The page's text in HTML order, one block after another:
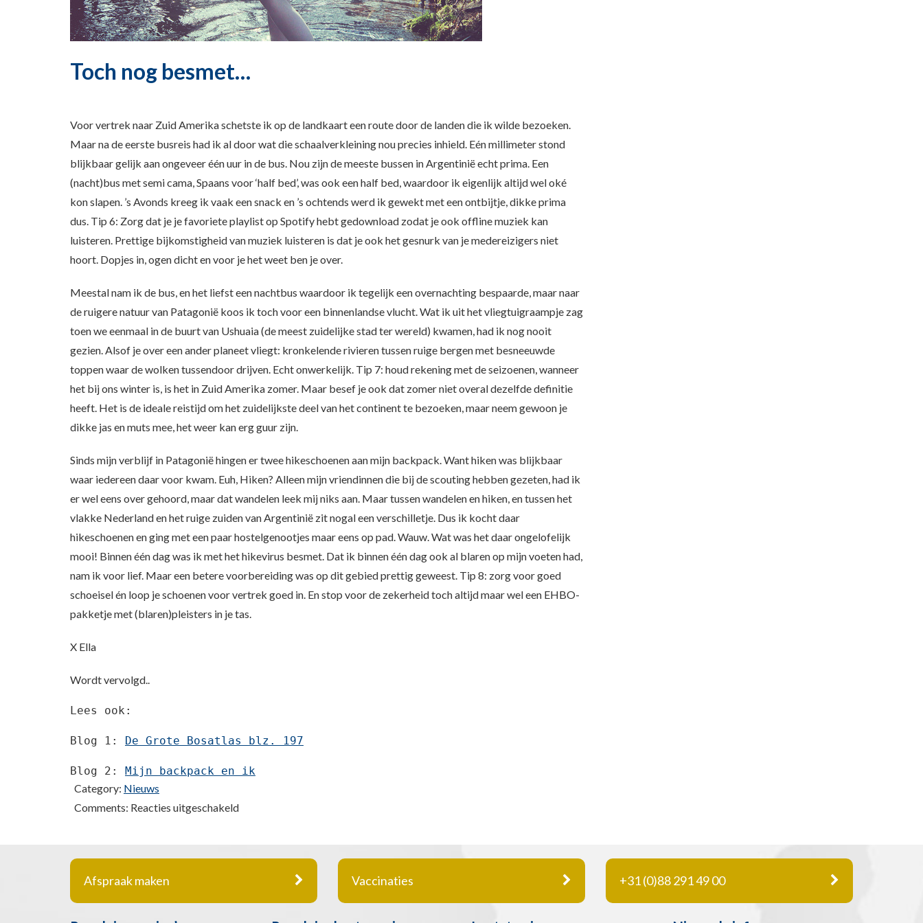
Toch nog besmet…
Voor vertrek naar Zuid Amerika schetste ik op de landkaart een route door de landen die ik wilde bezoeken.
Maar na de eerste busreis had ik al door wat die schaalverkleining nou precies inhield. Eén millimeter stond
blijkbaar gelijk aan ongeveer één uur in de bus. Nou zijn de meeste bussen in Argentinië echt prima. Een
(nacht)bus met semi cama, Spaans voor ‘half bed’, was ook een half bed, waardoor ik eigenlijk altijd wel oké
kon slapen. ’s Avonds kreeg ik vaak een snack en ’s ochtends werd ik gewekt met een ontbijtje, dikke prima
dus. Tip 6: Zorg dat je je favoriete playlist op Spotify hebt gedownload zodat je ook offline muziek kan
luisteren. Prettige bijkomstigheid van muziek luisteren is dat je ook het gesnurk van je medereizigers niet
hoort. Dopjes in, ogen dicht en voor je het weet ben je over.
Meestal nam ik de bus, en het liefst een nachtbus waardoor ik tegelijk een overnachting bespaarde, maar naar
de ruigere natuur van Patagonië koos ik toch voor een binnenlandse vlucht. Wat ik uit het vliegtuigraampje zag
toen we eenmaal in de buurt van Ushuaia (de meest zuidelijke stad ter wereld) kwamen, had ik nog nooit
gezien. Alsof je over een ander planeet vliegt: kronkelende rivieren tussen ruige bergen met besneeuwde
toppen waar de wolken tussendoor drijven. Echt onwerkelijk. Tip 7: houd rekening met de seizoenen, wanneer
het bij ons winter is, is het in Zuid Amerika zomer. Maar besef je ook dat zomer niet overal dezelfde definitie
heeft. Het is de ideale reistijd om het zuidelijkste deel van het continent te bezoeken, maar neem gewoon je
dikke jas en muts mee, het weer kan erg guur zijn.
Sinds mijn verblijf in Patagonië hingen er twee hikeschoenen aan mijn backpack. Want hiken was blijkbaar
waar iedereen daar voor kwam. Euh, Hiken? Alleen mijn vriendinnen die bij de scouting hebben gezeten, had ik
er wel eens over gehoord, maar dat wandelen leek mij niks aan. Maar tussen wandelen en hiken, en tussen het
vlakke Nederland en het ruige zuiden van Argentinië zit nogal een verschilletje. Dus ik kocht daar
hikeschoenen en ging met een paar hostelgenootjes maar eens op pad. Wauw. Wat was het daar ongelofelijk
mooi! Binnen één dag was ik met het hikevirus besmet. Dat ik binnen één dag ook al blaren op mijn voeten had,
nam ik voor lief. Maar een betere voorbereiding was op dit gebied prettig geweest. Tip 8: zorg voor goed
schoeisel én loop je schoenen voor vertrek goed in. En stop voor de zekerheid toch altijd maar wel een EHBO-
pakketje met (blaren)pleisters in je tas.
X Ella
Wordt vervolgd..
Lees ook:
Blog 1: De Grote Bosatlas blz. 197
Blog 2: Mijn backpack en ik
Category: Nieuws
Comments: Reacties uitgeschakeldvoor
(3)
Afspraak maken Vaccinaties +31 (0)88 291 49 00